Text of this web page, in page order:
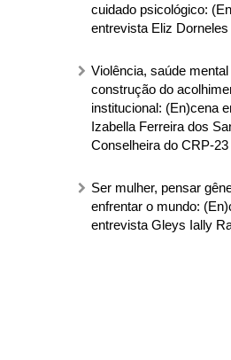
cuidado psicológico:
entrevista Eliz Dorneles
Violência, saúde
construção do
institucional: (En)cena
Izabella Ferreira dos
Conselheira do CRP-23
Ser mulher, pensar
enfrentar o mundo:
entrevista Gleys Ially